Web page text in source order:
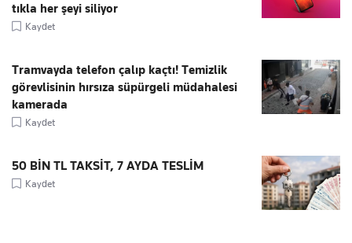
tıkla her şeyi siliyor
Kaydet
Tramvayda telefon çalıp kaçtı! Temizlik
görevlisinin hırsıza süpürgeli müdahalesi
kamerada
Kaydet
50 BİN TL TAKSİT, 7 AYDA TESLİM
Kaydet